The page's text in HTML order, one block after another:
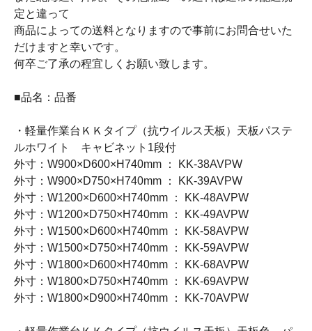
定と違って
商品によっての送料となりますので事前にお問合せいた
だけますと幸いです。
何卒ご了承の程宜しくお願い致します。
■品名：品番
・軽量作業台ＫＫタイプ（抗ウイルス天板）天板パステ
ルホワイト キャビネット1段付
外寸：W900×D600×H740mm ： KK-38AVPW
外寸：W900×D750×H740mm ： KK-39AVPW
外寸：W1200×D600×H740mm ： KK-48AVPW
外寸：W1200×D750×H740mm ： KK-49AVPW
外寸：W1500×D600×H740mm ： KK-58AVPW
外寸：W1500×D750×H740mm ： KK-59AVPW
外寸：W1800×D600×H740mm ： KK-68AVPW
外寸：W1800×D750×H740mm ： KK-69AVPW
外寸：W1800×D900×H740mm ： KK-70AVPW